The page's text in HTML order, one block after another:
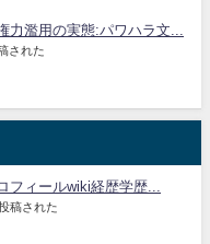
力濫用の実態:パワハラ文...
された
フィールwiki経歴学歴...
稿された